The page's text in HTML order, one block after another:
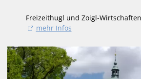
Freizeithugl und Zoigl-
mehr Infos